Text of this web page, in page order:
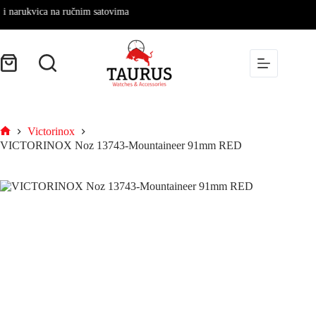
na ručnim satovima
Victorinox
VICTORINOX Noz 13743-Mountaineer 91mm RED